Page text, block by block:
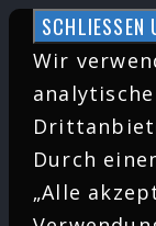
Zum
Inhalt
springen
Wir
Durch
„Alle